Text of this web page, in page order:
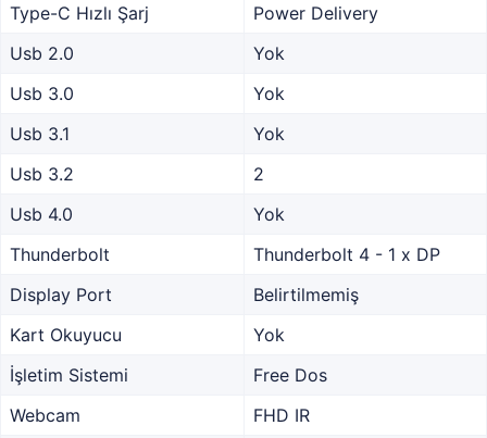
Type-C Hızlı Şarj
Power Delivery
Usb 2.0
Yok
Usb 3.0
Yok
Usb 3.1
Yok
Usb 3.2
2
Usb 4.0
Yok
Thunderbolt
Thunderbolt 4 - 1 x DP
Display Port
Belirtilmemiş
Kart Okuyucu
Yok
İşletim Sistemi
Free Dos
Webcam
FHD IR